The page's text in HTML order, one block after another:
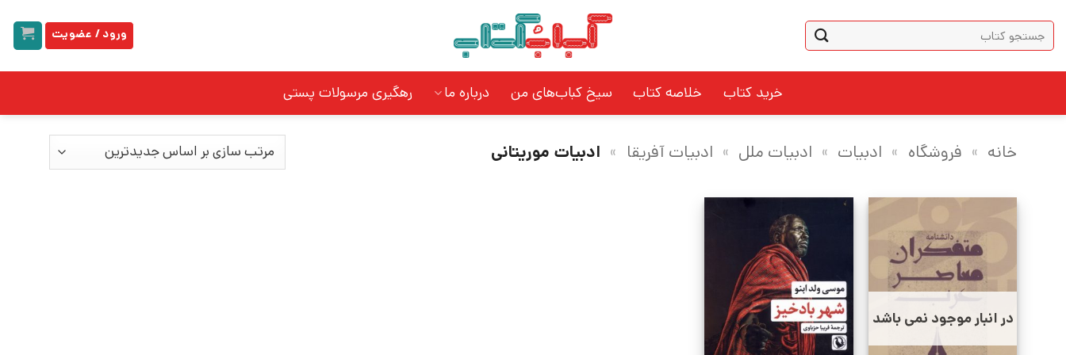
content
جستجو
برای:
ورود / عضویت
خرید کتاب خلاصه کتاب سیخ کباب‌های من درباره ما رهگیری مرسولات پستی
خانه » فروشگاه » ادبیات » ادبیات ملل » ادبیات آفریقا » ادبیات موریتانی
در انبار موجود نمی باشد